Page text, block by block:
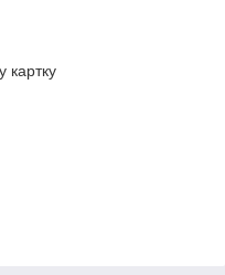
картку